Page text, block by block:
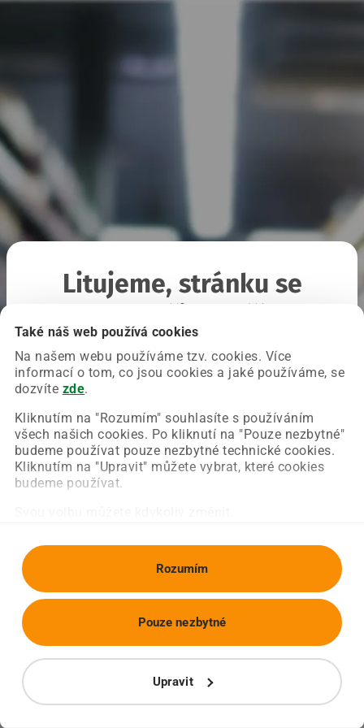
Také náš web používá cookies
Na našem webu používáme tzv. cookies. Více
informací o tom, co jsou cookies a jaké používáme, se
dozvíte zde.
Kliknutím na "Rozumím" souhlasíte s používáním
všech našich cookies. Po kliknutí na "Pouze nezbytné"
budeme používat pouze nezbytné technické cookies.
Kliknutím na "Upravit" můžete vybrat, které cookies
budeme používat.
Rozumím
Upravit
Pouze nezbytné
Litujeme, stránku se
Chyba nastala na naší straně a už ji opravujeme.
Zkuste prosím znovu načíst požadovanou stránku.
Obnovit stránku Úvodní strana